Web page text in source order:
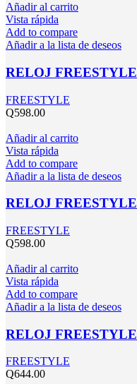
Añadir al carrito
Vista rápida
Add to compare
Añadir a la lista de deseos
RELOJ FREESTYLE
FREESTYLE
Q598.00
Añadir al carrito
Vista rápida
Add to compare
Añadir a la lista de deseos
RELOJ FREESTYLE
FREESTYLE
Q598.00
Añadir al carrito
Vista rápida
Add to compare
Añadir a la lista de deseos
RELOJ FREESTYLE
FREESTYLE
Q644.00